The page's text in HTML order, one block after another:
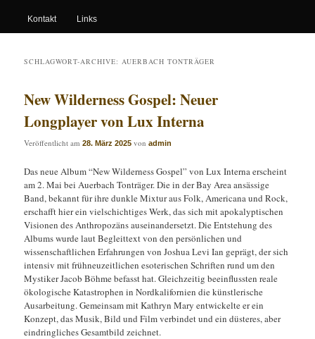
Kontakt Links
SCHLAGWORT-ARCHIVE:AUERBACH TONTRÄGER
New Wilderness Gospel: Neuer
Longplayer von Lux Interna
Veröffentlicht am28. März 2025 vonadmin
Das neue Album “New Wilderness Gospel” von Lux Interna erscheint
am 2. Mai bei Auerbach Tonträger. Die in der Bay Area ansässige
Band, bekannt für ihre dunkle Mixtur aus Folk, Americana und Rock,
erschafft hier ein vielschichtiges Werk, das sich mit apokalyptischen
Visionen des Anthropozäns auseinandersetzt. Die Entstehung des
Albums wurde laut Begleittext von den persönlichen und
wissenschaftlichen Erfahrungen von Joshua Levi Ian geprägt, der sich
intensiv mit frühneuzeitlichen esoterischen Schriften rund um den
Mystiker Jacob Böhme befasst hat. Gleichzeitig beeinflussten reale
ökologische Katastrophen in Nordkalifornien die künstlerische
Ausarbeitung. Gemeinsam mit Kathryn Mary entwickelte er ein
Konzept, das Musik, Bild und Film verbindet und ein düsteres, aber
eindringliches Gesamtbild zeichnet.